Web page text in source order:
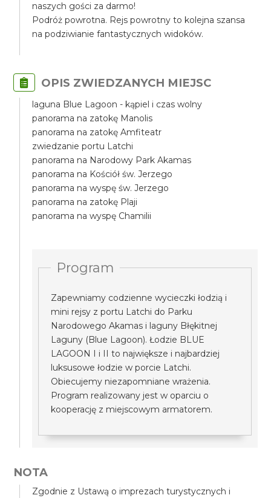
naszych gości za darmo!
Podróż powrotna. Rejs powrotny to kolejna szansa
na podziwianie fantastycznych widoków.
OPIS ZWIEDZANYCH MIEJSC
laguna Blue Lagoon - kąpiel i czas wolny
panorama na zatokę Manolis
panorama na zatokę Amfiteatr
zwiedzanie portu Latchi
panorama na Narodowy Park Akamas
panorama na Kościół św. Jerzego
panorama na wyspę św. Jerzego
panorama na zatokę Plaji
panorama na wyspę Chamilii
Program
Zapewniamy codzienne wycieczki łodzią i
mini rejsy z portu Latchi do Parku
Narodowego Akamas i laguny Błękitnej
Laguny (Blue Lagoon). Łodzie BLUE
LAGOON I i II to największe i najbardziej
luksusowe łodzie w porcie Latchi.
Obiecujemy niezapomniane wrażenia.
Program realizowany jest w oparciu o
kooperację z miejscowym armatorem.
NOTA
Zgodnie z Ustawą o imprezach turystycznych i